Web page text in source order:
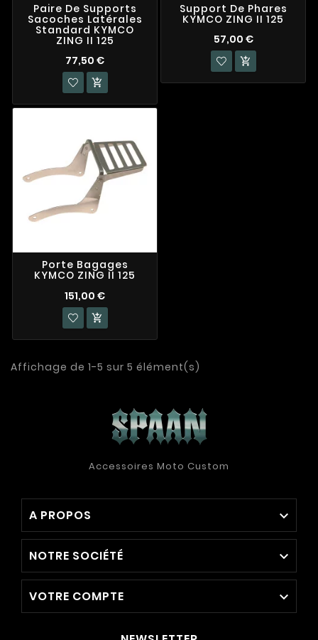
Paire De Supports
Sacoches Latérales
Standard KYMCO
ZING II 125
77,50 €

Support De Phares
KYMCO ZING II 125
57,00 €

Porte Bagages
KYMCO ZING II 125
151,00 €

Affichage de 1-5 sur 5 élément(s)
Accessoires Moto Custom
A PROPOS 
NOTRE SOCIÉTÉ 
VOTRE COMPTE 